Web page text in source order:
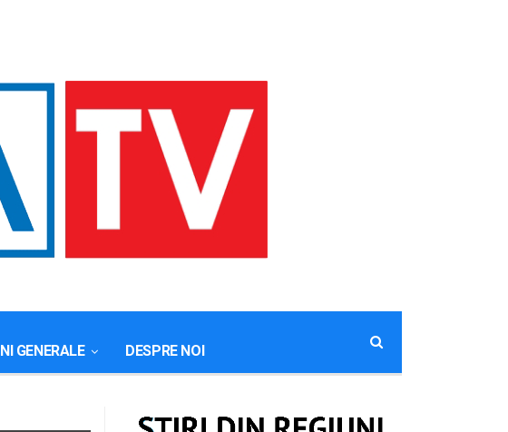
GENERALE DESPRE NOI